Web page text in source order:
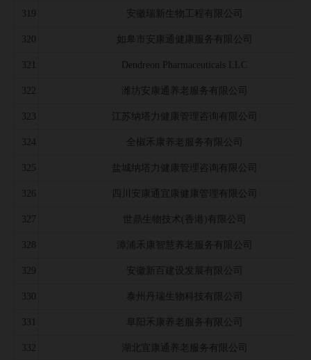
319 安徽瑞新生物工程有限公司
320 如皋市安康通健康服务有限公司
321 Dendreon Pharmaceuticals LLC
322 潍坊安康通养老服务有限公司
323 江苏纳塔力健康管理咨询有限公司
324 全椒禾康养老服务有限公司
325 盐城纳塔力健康管理咨询有限公司
326 四川安康通宜康健康管理有限公司
327 世鼎生物技术(香港)有限公司
328 漳浦禾康智慧养老服务有限公司
329 安徽新百建设发展有限公司
330 泰州丹瑞生物科技有限公司
331 阜阳禾康养老服务有限公司
332 湖北宜康通养老服务有限公司